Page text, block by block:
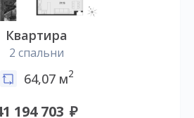
Квартира
2 спальни
64,07 м2
194 703